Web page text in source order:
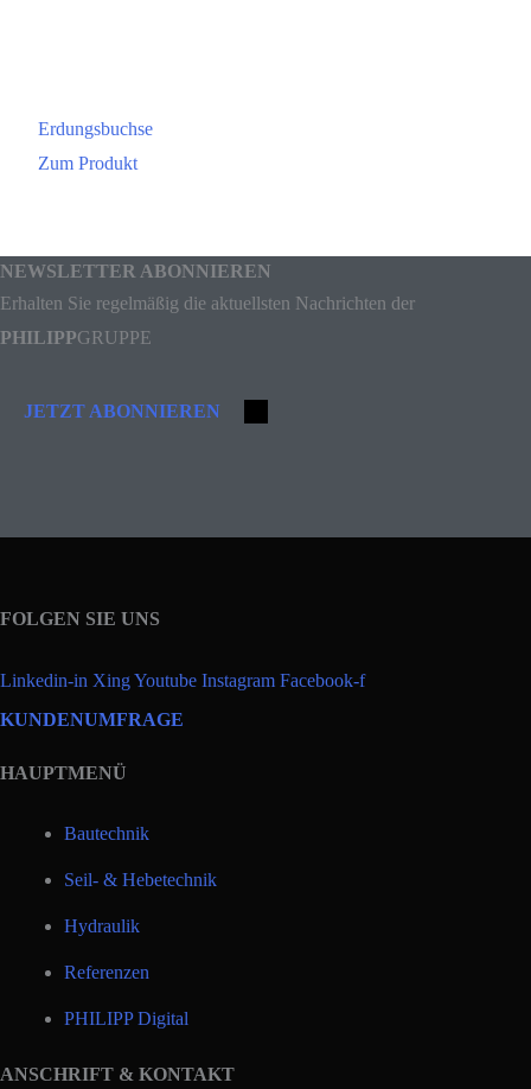
Erdungsbuchse
Zum Produkt
NEWSLETTER ABONNIEREN
Erhalten Sie regelmäßig die aktuellsten Nachrichten der
PHILIPPGRUPPE
JETZT ABONNIEREN
FOLGEN SIE UNS
Linkedin-in XingYoutube Instagram Facebook-f
KUNDENUMFRAGE
HAUPTMENÜ
Bautechnik
Seil- & Hebetechnik
Hydraulik
Referenzen
PHILIPP Digital
ANSCHRIFT & KONTAKT